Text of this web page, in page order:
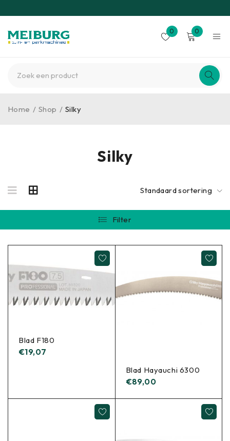
0 0
Silky
Home / Shop / Silky
Standaard sortering
Filter
Blad F180
€19,07
Blad Hayauchi 6300
€89,00